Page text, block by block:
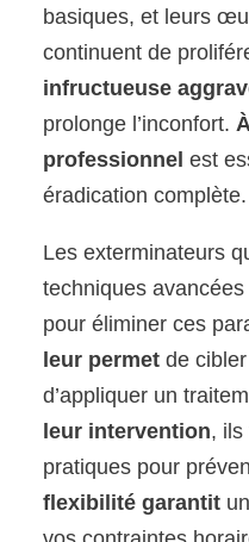
basiques, et leurs
continuent de
infructueuse
prolonge l’inconfort.
professionnel est
éradication complète.
Les exterminateurs
techniques
pour éliminer ces
leur permet de
d’appliquer un
leur intervention, ils
pratiques pour
flexibilité garantit